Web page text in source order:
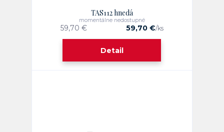
TAS112 hnedá
59,70 € 59,70 €/ks
momentálne nedostupné
Detail